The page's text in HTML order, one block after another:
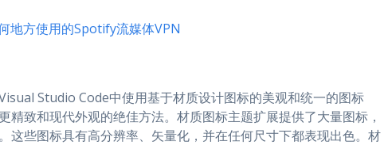
地方使用的Spotify流媒体VPN
Studio Code中使用基于材质设计图标的美观和统一的图标
精致和现代外观的绝佳方法。材质图标主题扩展提供了大量图标，
这些图标具有高分辨率、矢量化，并在任何尺寸下都表现出色。材